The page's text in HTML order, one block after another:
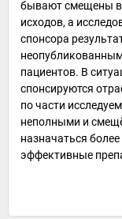
бывают смещены в
исходов, а
спонсора
пациентов. В
спонсируются
по части
неполными и
назначаться
эффективные